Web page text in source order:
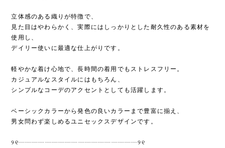
立体感のある織りが特徴で、
見た目はやわらかく、実際にはしっかりとした耐久性のある素材を
使用し、
デイリー使いに最適な仕上がりです。
軽やかな着け心地で、長時間の着用でもストレスフリー。
カジュアルなスタイルにはもちろん、
シンプルなコーデのアクセントとしても活躍します。
ベーシックカラーから発色の良いカラーまで豊富に揃え、
男女問わず楽しめるユニセックスデザインです。
୨୧┈┈┈┈┈┈┈┈┈┈┈┈┈┈┈┈┈┈୨୧